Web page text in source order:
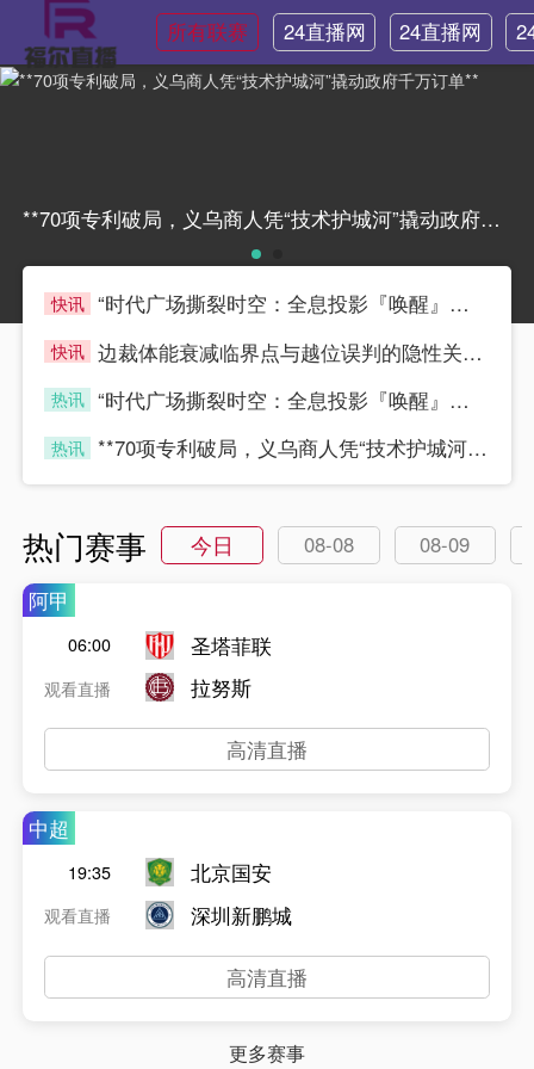
所有联赛
24直播网
NBA
24直播网
世界杯
**70项专利破局，义乌商人凭“技术护城河”撬动政府千万订单****70项专利破局，义乌商人凭“技术护城河”撬动政府千万订单**
快讯
“时代广场撕裂时空：全息投影『唤醒』世界杯永恒瞬间”
快讯
边裁体能衰减临界点与越位误判的隐性关联机制——基于世界杯跑动负荷累积的实证分析
热讯
“时代广场撕裂时空：全息投影『唤醒』世界杯永恒瞬间”
热讯
**70项专利破局，义乌商人凭“技术护城河”撬动政府千万订单**
热门赛事 今日 08-08
08-09
阿甲
06:00
观看直播
圣塔菲联
拉努斯
高清直播
中超
19:35
观看直播
北京国安
深圳新鹏城
高清直播
更多赛事